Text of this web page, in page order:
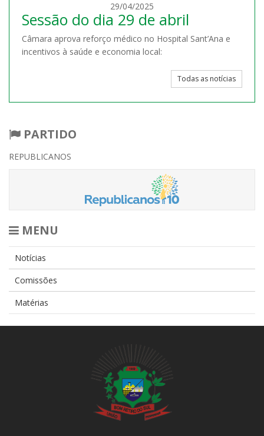
29/04/2025
Sessão do dia 29 de abril
Câmara aprova reforço médico no Hospital Sant’Ana e
incentivos à saúde e economia local:
Todas as notícias
PARTIDO
REPUBLICANOS
MENU
Notícias
Comissões
Matérias